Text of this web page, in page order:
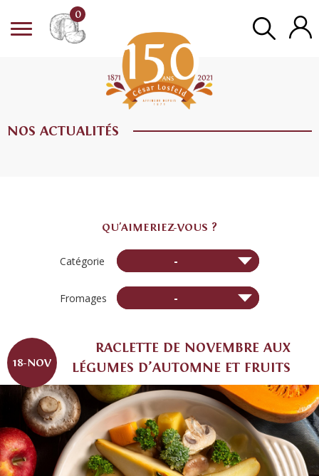
0
NOS ACTUALITÉS
QU'AIMERIEZ-VOUS ?
Catégorie -
Fromages -
RACLETTE DE NOVEMBRE AUX
LÉGUMES D’AUTOMNE ET FRUITS
18-NOV